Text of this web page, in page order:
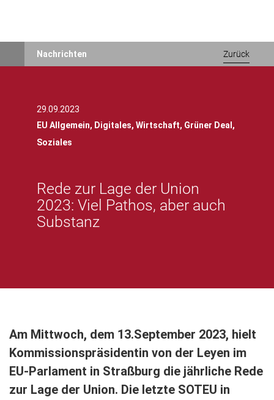
Nachrichten Zurück
29.09.2023
EU Allgemein, Digitales, Wirtschaft, Grüner Deal,
Soziales
Rede zur Lage der Union
2023: Viel Pathos, aber auch
Substanz
Am Mittwoch, dem 13.September 2023, hielt
Kommissionspräsidentin von der Leyen im
EU-Parlament in Straßburg die jährliche Rede
zur Lage der Union. Die letzte SOTEU in